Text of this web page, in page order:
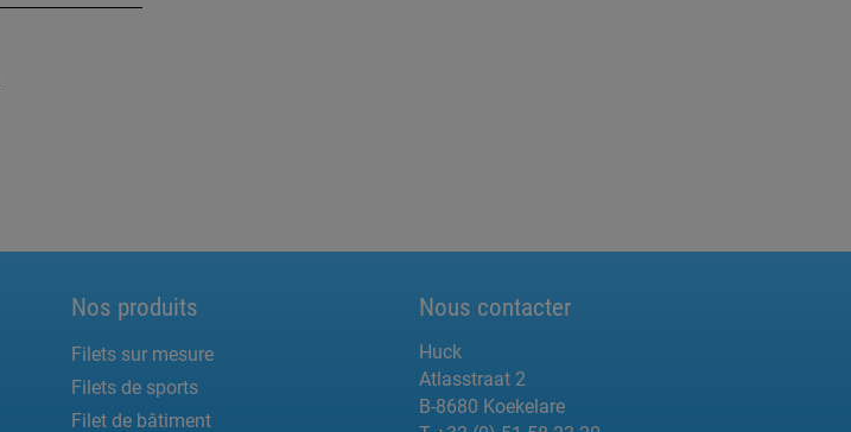
Nos produits
Filets sur mesure
Filets de sports
Filet de bâtiment
Nous contacter
Huck
Atlasstraat 2
B-8680 Koekelare